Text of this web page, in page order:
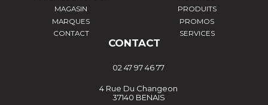
MAGASIN
PRODUITS
MARQUES
PROMOS
CONTACT
SERVICES
CONTACT
02 47 97 46 77
4 Rue Du Changeon
37140 BENAIS